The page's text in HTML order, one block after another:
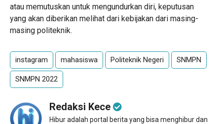
atau memutuskan untuk mengundurkan diri, keputusan
yang akan diberikan melihat dari kebijakan dari masing-
masing politeknik.
instagram mahasiswa Politeknik Negeri SNMPN
SNMPN 2022
Redaksi Kece
Hibur adalah portal berita yang bisa menghibur dan